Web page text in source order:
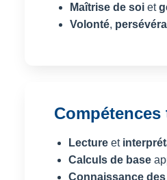
Maîtrise de soiet
Volonté,
Lecture et
Calculs de base
Connaissance